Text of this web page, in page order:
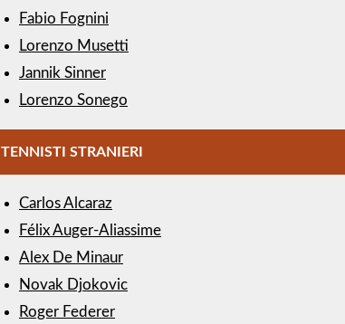
Fabio Fognini
Lorenzo Musetti
Jannik Sinner
Lorenzo Sonego
TENNISTI STRANIERI
Carlos Alcaraz
Félix Auger-Aliassime
Alex De Minaur
Novak Djokovic
Roger Federer